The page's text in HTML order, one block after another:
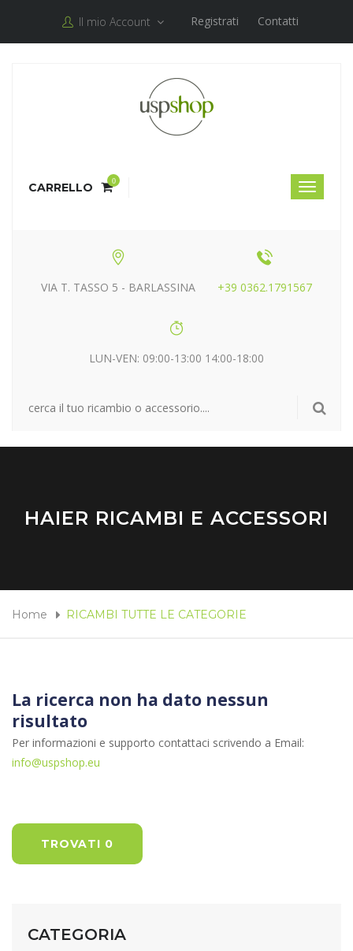
Il mio Account Registrati Contatti
CARRELLO 0
VIA T. TASSO 5 - BARLASSINA +39 0362.1791567
LUN-VEN: 09:00-13:00 14:00-18:00
HAIER RICAMBI E ACCESSORI
Home RICAMBI TUTTE LE CATEGORIE
La ricerca non ha dato nessun
risultato
Per informazioni e supporto contattaci scrivendo a Email:
info@uspshop.eu
TROVATI 0
CATEGORIA